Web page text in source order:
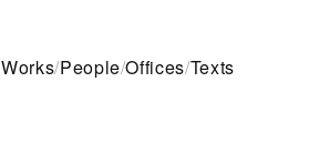
Works/People/Offices/Texts